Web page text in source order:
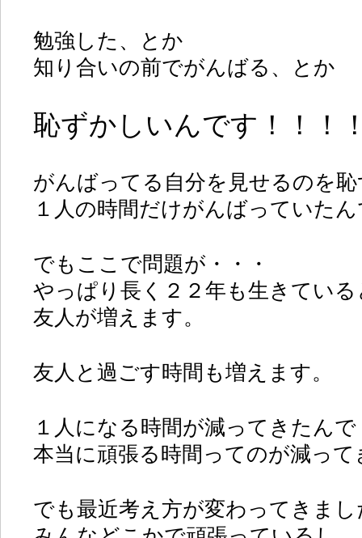
勉強した、とか
知り合いの前でがんばる、とか
恥ずかしいんです！！！
がんばってる自分を見せるのを
１人の時間だけがんばっていた
でもここで問題が・・・
やっぱり長く２２年も生きている
友人が増えます。
友人と過ごす時間も増えます。
１人になる時間が減ってきたんで
本当に頑張る時間ってのが減っ
でも最近考え方が変わってきまし